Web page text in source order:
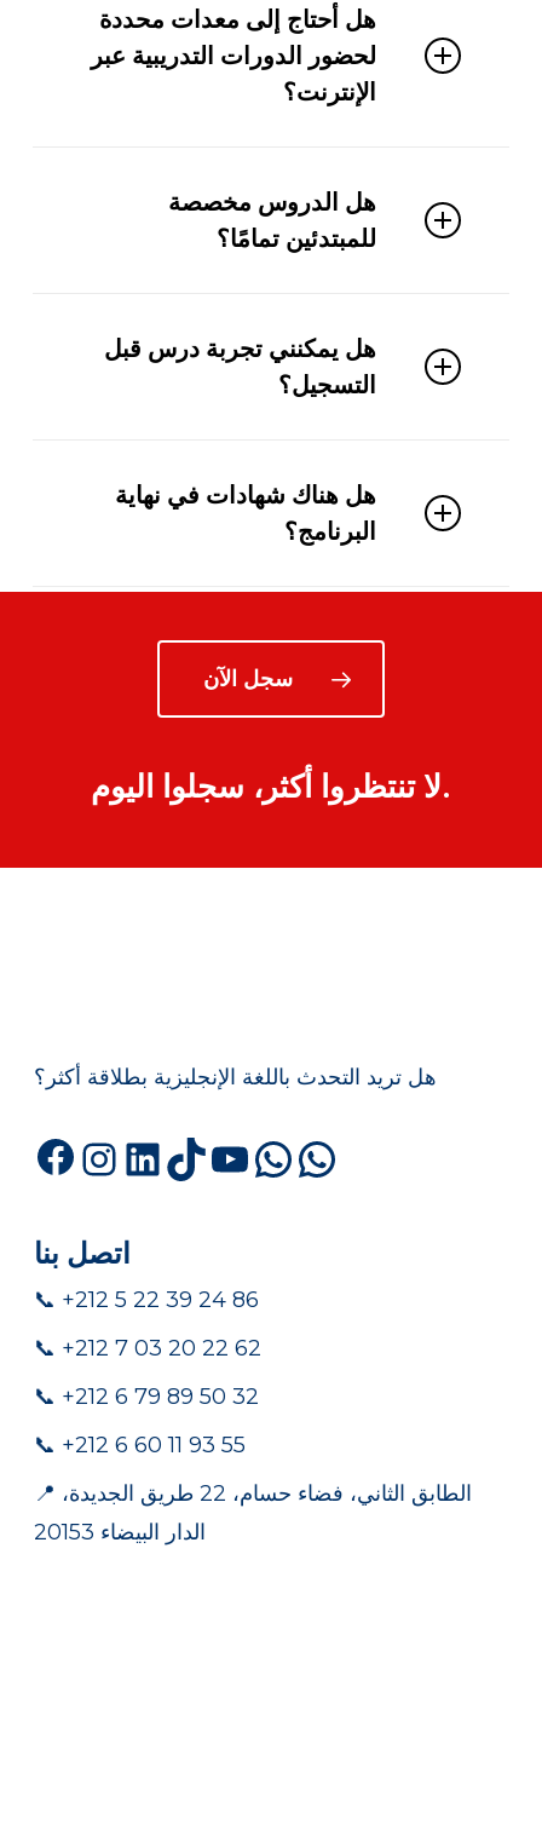
هل أحتاج إلى معدات محددة
لحضور الدورات التدريبية عبر
الإنترنت؟
الدار البيضاء، المغرب. جهاز كمبيوتر، اتصال
بالإنترنت مستقر وميكروفون يكفي.
هل الدروس مخصصة
للمبتدئين تمامًا؟
ذلك المبتدئين.هل يمكنني تجربة درس قبل
التسجيل؟
لتتمكنوا من اكتشاف طريقتنا.
هل هناك شهادات في نهاية
البرنامج؟
الدورة لتوثيق تقدمك.
سجل الآن
لا تنتظروا أكثر، سجلوا اليوم.
هل تريد التحدث باللغة الإنجليزية بطلاقة أكثر؟
Facebook
Instagram
LinkedIn
TikTok
YouTube
WhatsApp
اتصل بنا
📞 +212 5 22 39 24 86
📞 +212 7 03 20 22 62
📞 +212 6 79 89 50 32
📞 +212 6 60 11 93 55
📍 الطابق الثاني، فضاء حسام، 22 طريق الجديدة،
الدار البيضاء 20153